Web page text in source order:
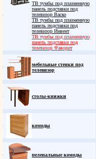
ТВ тумбы под плазменную
панель подставки под
телевизор Васко
ТВ тумбы под плазменную
панель подставки под
телевизор Инвент
ТВ тумбы под плазменную
панель подставки под
телевизор Фаворит
мебельные стенки под
телевизор
столы-книжки
комоды
пеленальные комоды